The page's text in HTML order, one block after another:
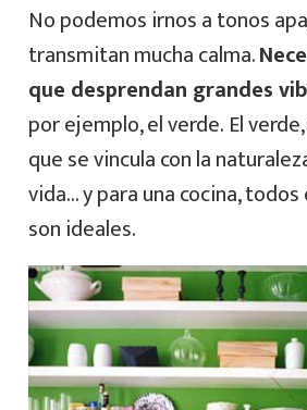
No podemos irnos a tonos
transmitan mucha calma.
que desprendan grandes
por ejemplo, el verde. El
que se vincula con la
vida… y para una cocina,
son ideales.